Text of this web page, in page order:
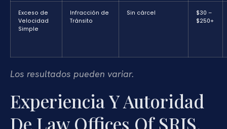
Exceso de
Velocidad
Simple
Infracción de
Tránsito
Sin cárcel
$30 –
$250+
Los resultados pueden variar.
Experiencia Y Autoridad
De Law Offices Of SRIS,